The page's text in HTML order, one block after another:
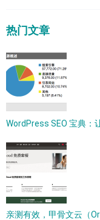
热门文章
WordPress SEO 宝典：
亲测有效，甲骨文云（